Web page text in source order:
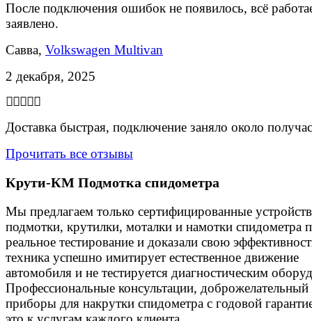
После подключения ошибок не появилось, всё
заявлено.
Савва, Volkswagen Multivan
2 декабря, 2025
Доставка быстрая, подключение заняло около
Прочитать все отзывы
Крути-КМ Подмотка спидометра
Мы предлагаем только сертифицированные
подмотки, крутилки, моталки и намотки спидометра
реальное тестирование и доказали свою
техника успешно имитирует естественное движение
автомобиля и не тестируется диагностическим
Профессиональные консультации, доброжелательный
приборы для накрутки спидометра с годовой